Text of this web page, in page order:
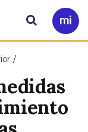
Ir
a
Buscar